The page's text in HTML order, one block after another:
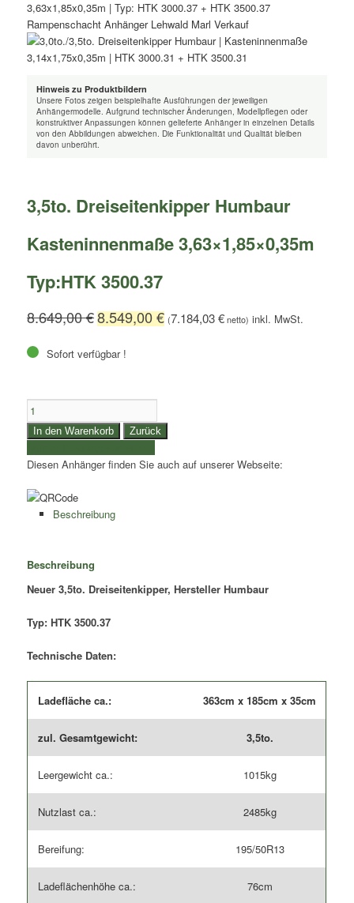
Hinweis zu Produktbildern
Unsere Fotos zeigen beispielhafte Ausführungen der jeweiligen
Anhängermodelle. Aufgrund technischer Änderungen, Modellpflegen oder
konstruktiver Anpassungen können gelieferte Anhänger in einzelnen Details
von den Abbildungen abweichen. Die Funktionalität und Qualität bleiben
davon unberührt.
3,5to. Dreiseitenkipper Humbaur
Kasteninnenmaße 3,63×1,85×0,35m
Typ:HTK 3500.37
8.649,00€8.549,00€ (7.184,03€ netto)
Sofort verfügbar !
3,5to.
Dreiseitenkipper
Humbaur
|
Kasteninnenmaße
3,63x1,85x0,35m
|
Typ:HTK
In den Warenkorb Zurück
Diesen Anhänger finden Sie auch auf unserer Webseite:
Beschreibung
Beschreibung
Neuer 3,5to. Dreiseitenkipper, Hersteller Humbaur
Typ: HTK 3500.37
Technische Daten:
Ladefläche ca.: 363cm x 185cm x 35cm
zul. Gesamtgewicht: 3,5to.
Leergewicht ca.: 1015kg
Nutzlast ca.: 2485kg
Bereifung: 195/50R13
Ladeflächenhöhe ca.: 76cm